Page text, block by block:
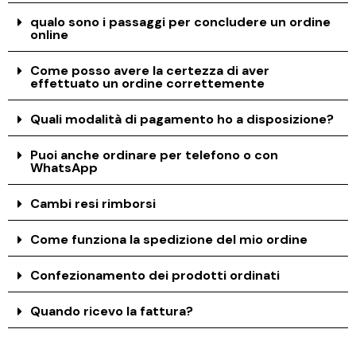
qualo sono i passaggi per concludere un ordine
online
Come posso avere la certezza di aver
effettuato un ordine correttemente
Quali modalità di pagamento ho a disposizione?
Puoi anche ordinare per telefono o con
WhatsApp
Cambi resi rimborsi
Come funziona la spedizione del mio ordine
Confezionamento dei prodotti ordinati
Quando ricevo la fattura?